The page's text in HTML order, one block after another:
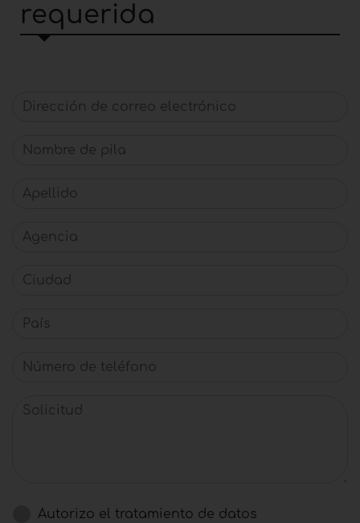
requerida
Dirección de correo electrónico
Nombre de pila
Apellido
Agencia
Ciudad
País
Número de teléfono
Solicitud
Autorizo ​​el tratamiento de datos